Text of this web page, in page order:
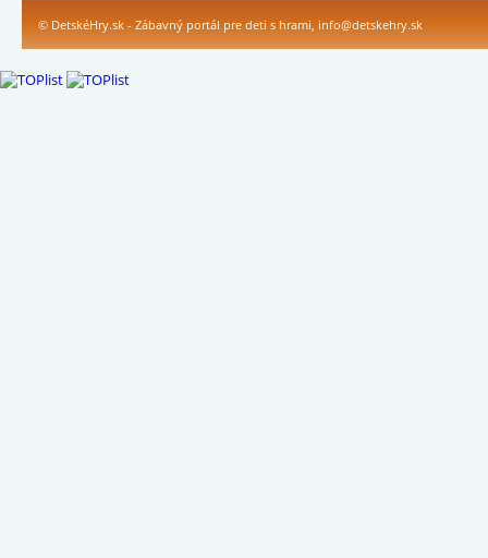
© DetskéHry.sk - Zábavný portál pre deti s hrami, info@detskehry.sk